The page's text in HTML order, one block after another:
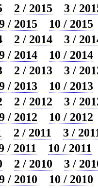
2 / 2015
3 /
/ 2015
10 / 2015
2 / 2014
3 /
/ 2014
10 / 2014
2 / 2013
3 /
/ 2013
10 / 2013
2 / 2012
3 /
/ 2012
10 / 2012
2 / 2011
3 /
/ 2011
10 / 2011
2 / 2010
3 /
/ 2010
10 / 2010